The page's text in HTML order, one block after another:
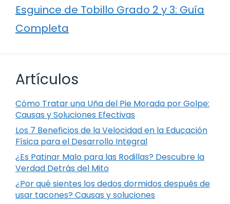
Esguince de Tobillo Grado 2 y 3: Guía
Completa
Artículos
Cómo Tratar una Uña del Pie Morada por Golpe:
Causas y Soluciones Efectivas
Los 7 Beneficios de la Velocidad en la Educación
Física para el Desarrollo Integral
¿Es Patinar Malo para las Rodillas? Descubre la
Verdad Detrás del Mito
¿Por qué sientes los dedos dormidos después de
usar tacones? Causas y soluciones